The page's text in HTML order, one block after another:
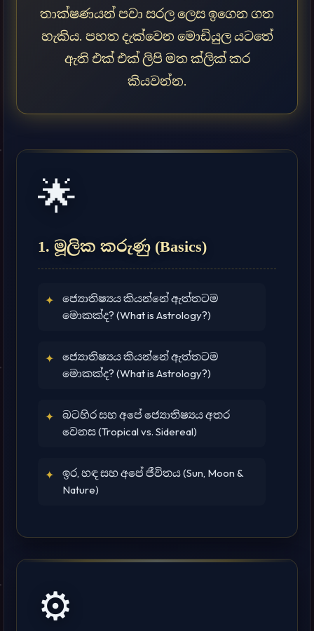
තාක්ෂණයන් පවා සරල ලෙස ඉගෙන ගත
හැකිය. පහත දැක්වෙන මොඩියුල යටතේ
ඇති එක් එක් ලිපි මත ක්ලික් කර
කියවන්න.
🌟
1. මූලික කරුණු (Basics)
✦
ජ්‍යොතිෂ්‍යය කියන්නේ ඇත්තටම
මොකක්ද? (What is Astrology?)
✦
ජ්‍යොතිෂ්‍යය කියන්නේ ඇත්තටම
මොකක්ද? (What is Astrology?)
✦
බටහිර සහ අපේ ජ්‍යොතිෂ්‍යය අතර
වෙනස (Tropical vs. Sidereal)
✦
ඉර, හඳ සහ අපේ ජීවිතය (Sun, Moon &
Nature)
⚙️